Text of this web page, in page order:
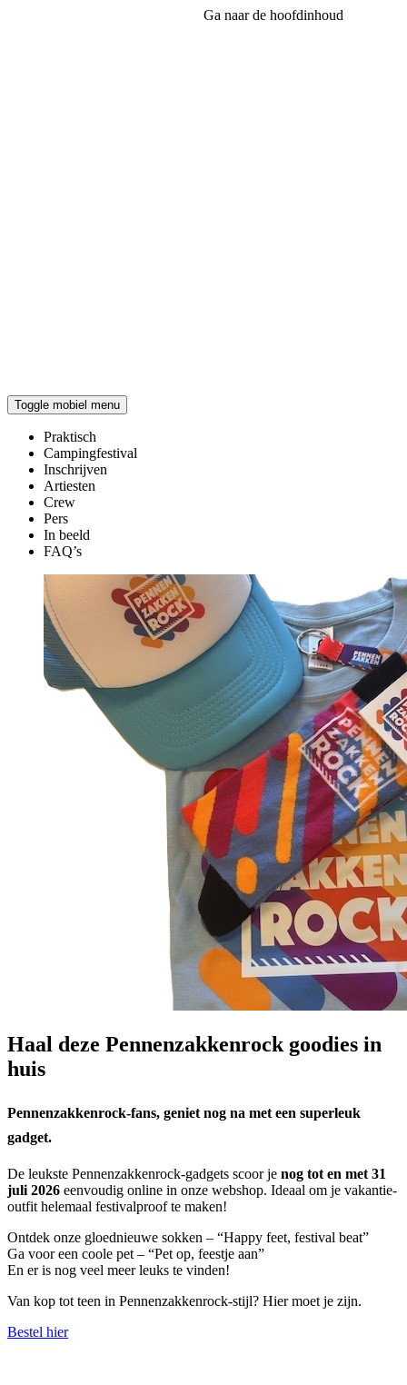
Ga naar de hoofdinhoud
Toggle mobiel menu
Praktisch
Campingfestival
Inschrijven
Artiesten
Crew
Pers
In beeld
FAQ’s
Haal deze Pennenzakkenrock goodies in
huis
Pennenzakkenrock-fans, geniet nog na met een superleuk
gadget.
De leukste Pennenzakkenrock-gadgets scoor je nog tot en met 31
juli 2026 eenvoudig online in onze webshop. Ideaal om je vakantie-
outfit helemaal festivalproof te maken!
Ontdek onze gloednieuwe sokken – “Happy feet, festival beat”
Ga voor een coole pet – “Pet op, feestje aan”
En er is nog veel meer leuks te vinden!
Van kop tot teen in Pennenzakkenrock-stijl? Hier moet je zijn.
Bestel hier